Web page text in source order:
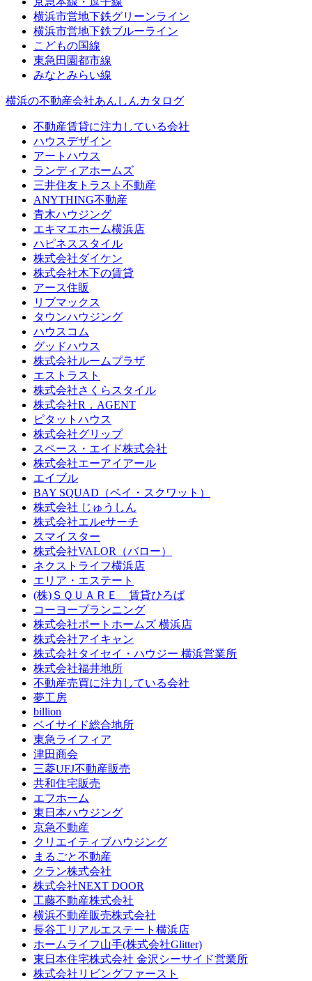
横浜市営地下鉄グリーンライン
横浜市営地下鉄ブルーライン
こどもの国線
東急田園都市線
みなとみらい線
横浜の不動産会社あんしんカタログ
不動産賃貸に注力している会社
ハウスデザイン
アートハウス
ランディアホームズ
三井住友トラスト不動産
ANYTHING不動産
青木ハウジング
エキマエホーム横浜店
ハピネススタイル
株式会社ダイケン
株式会社木下の賃貸
アース住販
リブマックス
タウンハウジング
ハウスコム
グッドハウス
株式会社ルームプラザ
エストラスト
株式会社さくらスタイル
株式会社R．AGENT
ピタットハウス
株式会社グリップ
スペース・エイド株式会社
株式会社エーアイアール
エイブル
BAY SQUAD（ベイ・スクワット）
株式会社 じゅうしん
株式会社エルeサーチ
スマイスター
株式会社VALOR（バロー）
ネクストライフ横浜店
エリア・エステート
(株)ＳＱＵＡＲＥ 賃貸ひろば
コーヨープランニング
株式会社ポートホームズ 横浜店
株式会社アイキャン
株式会社タイセイ・ハウジー 横浜営業所
株式会社福井地所
不動産売買に注力している会社
夢工房
billion
ベイサイド総合地所
東急ライフィア
津田商会
三菱UFJ不動産販売
共和住宅販売
エフホーム
東日本ハウジング
京急不動産
クリエイティブハウジング
まるごと不動産
クラン株式会社
株式会社NEXT DOOR
工藤不動産株式会社
横浜不動産販売株式会社
長谷工リアルエステート横浜店
ホームライフ山手(株式会社Glitter)
東日本住宅株式会社 金沢シーサイド営業所
株式会社リビングファースト